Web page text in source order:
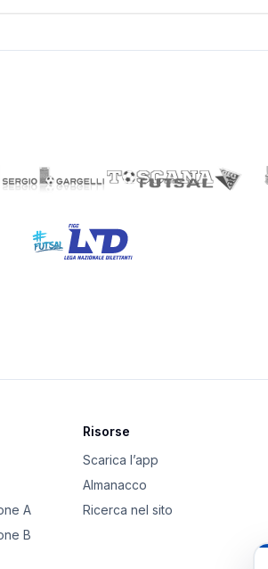
A
B
Risorse
Scarica l’app
Almanacco
Ricerca nel sito